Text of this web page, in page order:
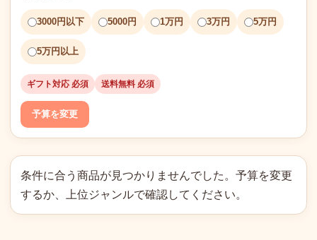
3000円以下 5000円 1万円 3万円 5万円
5万円以上
ギフト対応 必須 送料無料 必須
予算を変更
条件に合う商品が見つかりませんでした。予算を変更
するか、上位ジャンルで確認してください。